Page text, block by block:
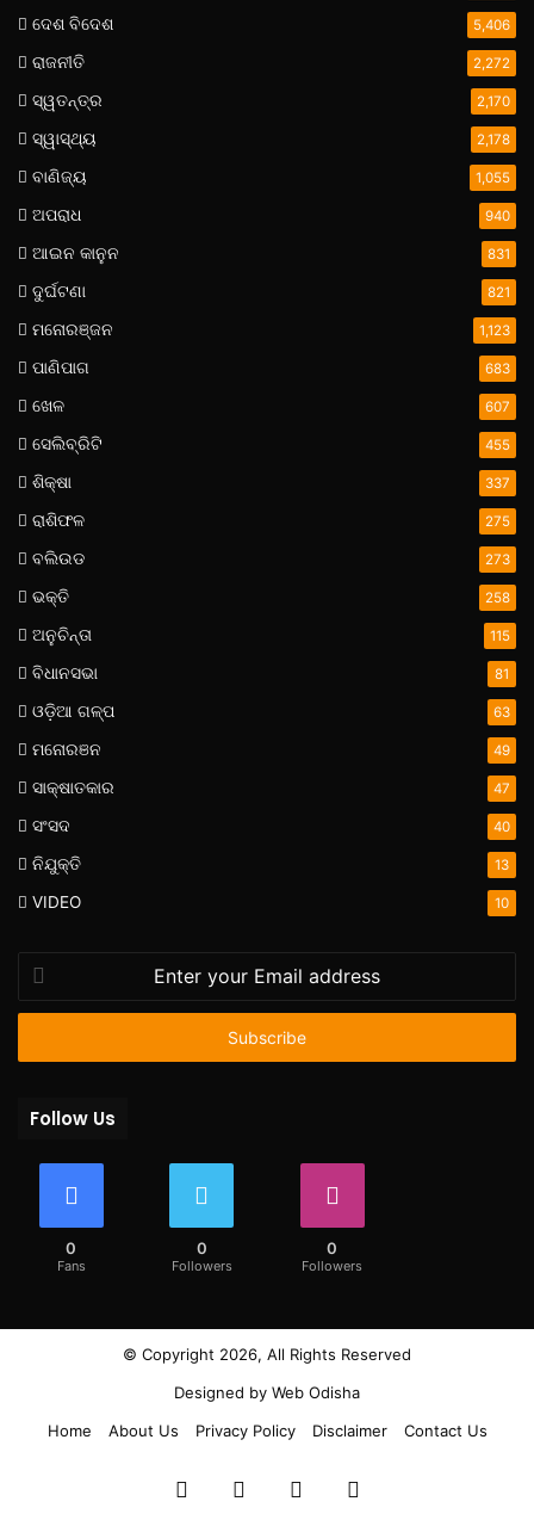
ଦେଶ ବିଦେଶ 5,406
ରାଜନୀତି 2,272
ସ୍ୱତନ୍ତ୍ର 2,170
ସ୍ୱାସ୍ଥ୍ୟ 2,178
ବାଣିଜ୍ୟ 1,055
ଅପରାଧ 940
ଆଇନ କାନୁନ 831
ଦୁର୍ଘଟଣା 821
ମନୋରଞ୍ଜନ 1,123
ପାଣିପାଗ 683
ଖେଳ 607
ସେଲିବ୍ରିଟି 455
ଶିକ୍ଷା 337
ରାଶିଫଳ 275
ବଲିଉଡ 273
ଭକ୍ତି 258
ଅନୁଚିନ୍ତା 115
ବିଧାନସଭା 81
ଓଡ଼ିଆ ଗଳ୍ପ 63
ମନୋରଞନ 49
ସାକ୍ଷାତକାର 47
ସଂସଦ 40
ନିଯୁକ୍ତି 13
VIDEO 10
your
Email
Follow Us
0
Fans
0
Followers
0
Followers
© Copyright 2026, All Rights Reserved
Designed by Web Odisha
Home
About Us Privacy Policy Disclaimer Contact Us
FacebookTwitterYouTubeInstagram